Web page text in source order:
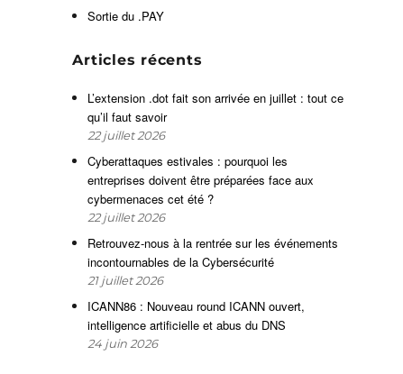
Sortie du .PAY
Articles récents
L’extension .dot fait son arrivée en juillet : tout ce
qu’il faut savoir
22 juillet 2026
Cyberattaques estivales : pourquoi les
entreprises doivent être préparées face aux
cybermenaces cet été ?
22 juillet 2026
Retrouvez-nous à la rentrée sur les événements
incontournables de la Cybersécurité
21 juillet 2026
ICANN86 : Nouveau round ICANN ouvert,
intelligence artificielle et abus du DNS
24 juin 2026